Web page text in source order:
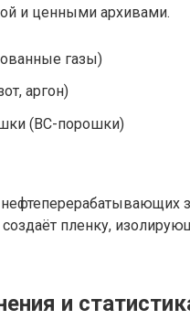
и ценными архивами.
газы)
аргон)
(BC-порошки)
пленку,
и